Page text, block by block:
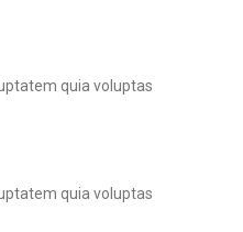
quia voluptas
quia voluptas